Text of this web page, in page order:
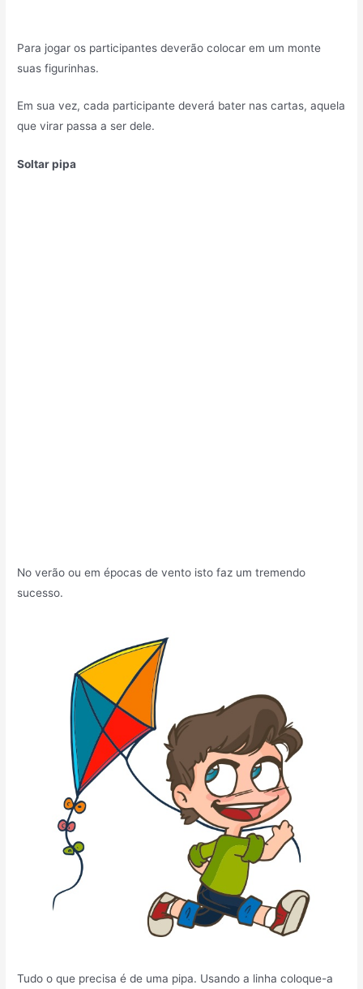
Para jogar os participantes deverão colocar em um monte
suas figurinhas.
Em sua vez, cada participante deverá bater nas cartas, aquela
que virar passa a ser dele.
Soltar pipa
No verão ou em épocas de vento isto faz um tremendo
sucesso.
Tudo o que precisa é de uma pipa. Usando a linha coloque-a